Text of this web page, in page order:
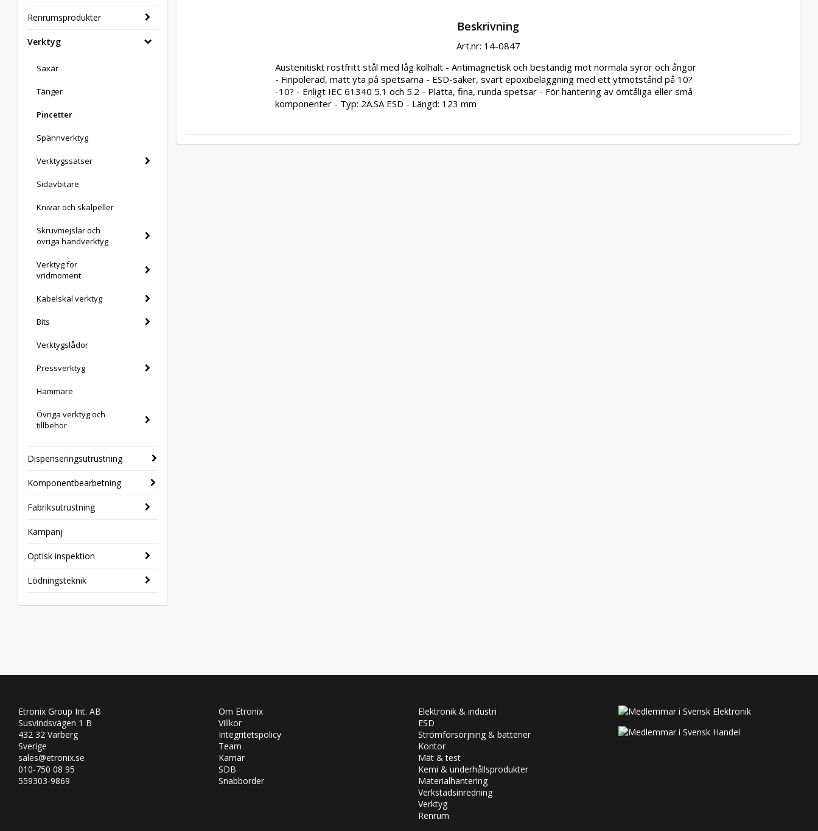
Renrumsprodukter
Verktyg
Saxar
Tänger
Pincetter
Spännverktyg
Verktygssatser
Sidavbitare
Knivar och skalpeller
Skruvmejslar och
övriga handverktyg
Verktyg för
vridmoment
Kabelskal verktyg
Bits
Verktygslådor
Pressverktyg
Hammare
Övriga verktyg och
tillbehör
Dispenseringsutrustning
Komponentbearbetning
Fabriksutrustning
Kampanj
Optisk inspektion
Lödningsteknik
Beskrivning
Art.nr: 14-0847
Austenitiskt rostfritt stål med låg kolhalt - Antimagnetisk och beständig mot normala syror och ångor
- Finpolerad, matt yta på spetsarna - ESD-säker, svart epoxibeläggning med ett ytmotstånd på 10?
-10? - Enligt IEC 61340 5.1 och 5.2 - Platta, fina, runda spetsar - För hantering av ömtåliga eller små
komponenter - Typ: 2A.SA ESD - Längd: 123 mm
Etronix Group Int. AB
Susvindsvägen 1 B
432 32 Varberg
Sverige
sales@etronix.se
010-750 08 95
559303-9869
Om Etronix
Villkor
Integritetspolicy
Team
Karriär
SDB
Snabborder
Elektronik & industri
ESD
Strömförsörjning & batterier
Kontor
Mät & test
Kemi & underhållsprodukter
Materialhantering
Verkstadsinredning
Verktyg
Renrum